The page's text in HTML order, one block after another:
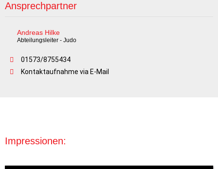
Ansprechpartner
Andreas Hilke
Abteilungsleiter - Judo
01573/8755434
Kontaktaufnahme via E-Mail
Impressionen: